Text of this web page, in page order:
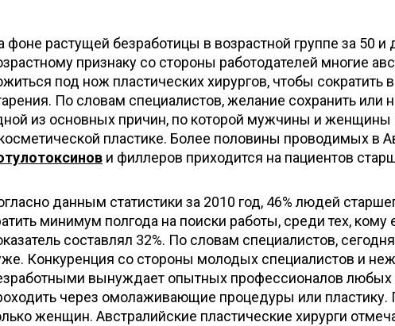
фоне растущей безработицы в возрастной группе за 50
признаку со стороны работодателей многие
под нож пластических хирургов, чтобы сократить
По словам специалистов, желание сохранить или
из основных причин, по которой мужчины и женщины
пластике. Более половины проводимых в
и филлеров приходится на пациентов
данным статистики за 2010 год, 46% людей
минимум полгода на поиски работы, среди тех, кому
составлял 32%. По словам специалистов,
Конкуренция со стороны молодых специалистов и
вынуждает опытных профессионалов любых
через омолаживающие процедуры или пластику.
женщин. Австралийские пластические хирурги